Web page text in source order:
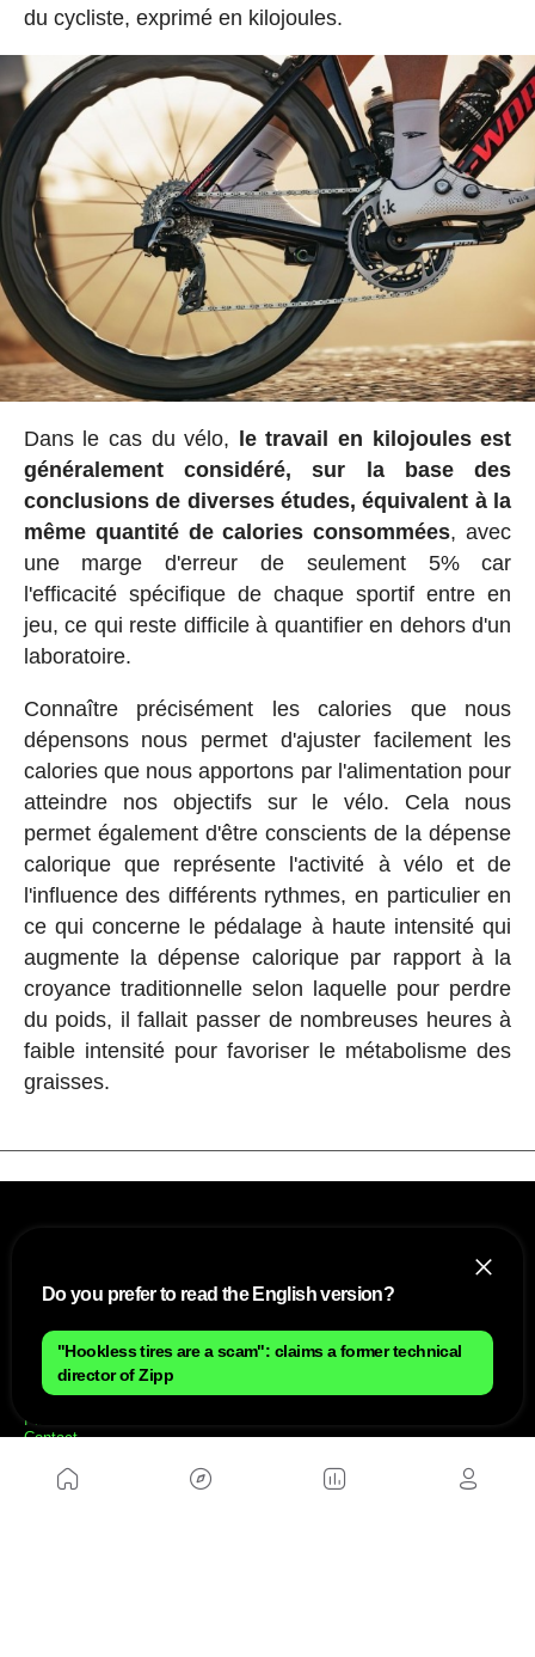
du cycliste, exprimé en kilojoules.
Dans le cas du vélo, le travail en kilojoules est
généralement considéré, sur la base des
conclusions de diverses études, équivalent à la
même quantité de calories consommées, avec
une marge d'erreur de seulement 5% car
l'efficacité spécifique de chaque sportif entre en
jeu, ce qui reste difficile à quantifier en dehors d'un
laboratoire.
Connaître précisément les calories que nous
dépensons nous permet d'ajuster facilement les
calories que nous apportons par l'alimentation pour
atteindre nos objectifs sur le vélo. Cela nous
permet également d'être conscients de la dépense
calorique que représente l'activité à vélo et de
l'influence des différents rythmes, en particulier en
ce qui concerne le pédalage à haute intensité qui
augmente la dépense calorique par rapport à la
croyance traditionnelle selon laquelle pour perdre
du poids, il fallait passer de nombreuses heures à
faible intensité pour favoriser le métabolisme des
graisses.
NOUS
Plan du site
Contact
Do you prefer to read the English version?
"Hookless tires are a scam": claims a former technical
director of Zipp